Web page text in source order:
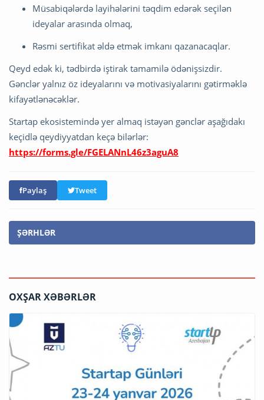
Müsabiqələrdə layihələrini təqdim edərək seçilən
ideyalar arasında olmaq,
Rəsmi sertifikat əldə etmək imkanı qazanacaqlar.
Qeyd edək ki, tədbirdə iştirak tamamilə ödənişsizdir.
Gənclər yalnız öz ideyalarını və motivasiyalarını gətirməklə
kifayətlənəcəklər.
Startap ekosistemində yer almaq istəyən gənclər aşağıdakı
keçidlə qeydiyyatdan keçə bilərlər:
https://forms.gle/FGELANnL46z3aguA8
Paylaş Tweet
ŞƏRHLƏR
OXŞAR XƏBƏRLƏR